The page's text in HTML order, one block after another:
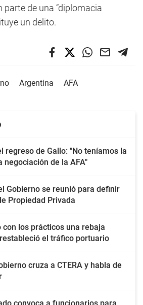
de una “diplomacia
un delito.
Argentina AFA
regreso de Gallo: "No teníamos la
negociación de la AFA"
Gobierno se reunió para definir
Propiedad Privada
con los prácticos una rebaja
el tráfico portuario
cruza a CTERA y habla de